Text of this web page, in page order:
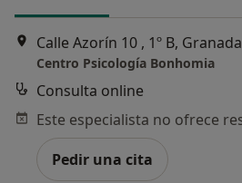
Calle Azorín 10 , 1º B, Granada
Centro Psicología Bonhomia
Consulta online
Pedir una cita